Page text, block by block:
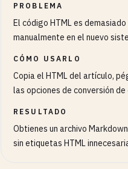
PROBLEMA
El código HTML es
manualmente en el nuevo
CÓMO USARLO
Copia el HTML del artículo,
las opciones de conversión
RESULTADO
Obtienes un archivo
sin etiquetas HTML